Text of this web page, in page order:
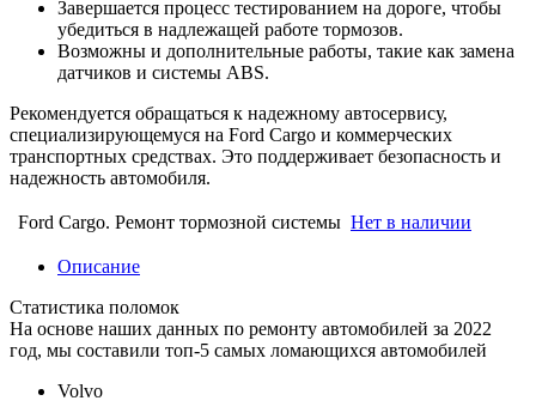
Завершается процесс тестированием на дороге, чтобы
убедиться в надлежащей работе тормозов.
Возможны и дополнительные работы, такие как замена
датчиков и системы ABS.
Рекомендуется обращаться к надежному автосервису,
специализирующемуся на Ford Cargo и коммерческих
транспортных средствах. Это поддерживает безопасность и
надежность автомобиля.
Ford Cargo. Ремонт тормозной системы Нет в наличии
Описание
Статистика поломок
На основе наших данных по ремонту автомобилей за 2022
год, мы составили топ-5 самых ломающихся автомобилей
Volvo